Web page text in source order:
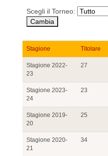
Scegli il Torneo:
Stagione Titolare
Stagione 2022-
23
27
Stagione 2023-
24
23
Stagione 2019-
20
25
Stagione 2020-
21
34